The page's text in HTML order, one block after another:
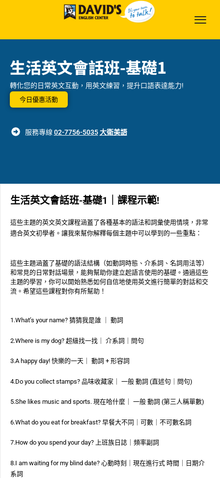
生活英文會話班-基礎1
轉化您的日常英文互動，用英文練習，提升口語表達能力!
今日優惠活動
服務專線 02-7756-5035 大衛美語
生活英文會話班-基礎1｜課程示範!
這些主題的英文英文課程涵蓋了各種基本的語法和詞彙使用情境，非常
適合英文初學者。讓我來幫你解釋每個主題中可以學到的一些重點：
這些主題涵蓋了基礎的語法結構（如動詞時態、介系詞、名詞用法等）
和常見的日常對話場景，能夠幫助你建立起語言使用的基礎。通過這些
主題的學習，你可以開始熟悉如何自信地使用英文進行簡單的對話和交
流。希望這些課程對你有所幫助！
1.What’s your name? 猜猜我是誰 ｜ 動詞
2.Where is my dog? 超級找一找｜ 介系詞｜問句
3.A happy day! 快樂的一天｜ 動詞 + 形容詞
4.Do you collect stamps? 品味收藏家｜ 一般 動詞 (直述句｜問句)
5.She likes music and sports. 現在哈什麼｜ 一般 動詞 (第三人稱單數)
6.What do you eat for breakfast? 早餐大不同｜可數｜不可數名詞
7.How do you spend your day? 上班族日誌｜頻率副詞
8.I am waiting for my blind date? 心動時刻｜現在進行式 時間｜日期介
系詞